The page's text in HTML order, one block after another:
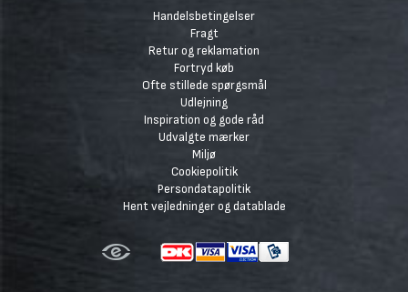
Handelsbetingelser
Fragt
Retur og reklamation
Fortryd køb
Ofte stillede spørgsmål
Udlejning
Inspiration og gode råd
Udvalgte mærker
Miljø
Cookiepolitik
Persondatapolitik
Hent vejledninger og datablade